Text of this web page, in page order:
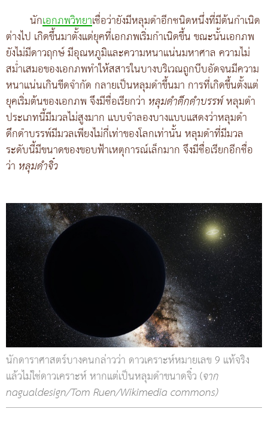
นักเอกภพวิทยาเชื่อว่ายังมีหลุมดำอีกชนิดหนึ่งที่มีต้นกำเนิด
ต่างไป เกิดขึ้นมาตั้งแต่ยุคที่เอกภพเริ่มกำเนิดขึ้น ขณะนั้นเอกภพ
ยังไม่มีดาวฤกษ์ มีอุณหภูมิและความหนาแน่นมหาศาล ความไม่
สม่ำเสมอของเอกภพทำให้สสารในบางบริเวณถูกบีบอัดจนมีความ
หนาแน่นเกินขีดจำกัด กลายเป็นหลุมดำขึ้นมา การที่เกิดขึ้นตั้งแต่
ยุคเริ่มต้นของเอกภพ จึงมีชื่อเรียกว่า หลุมดำดึกดำบรรพ์หลุมดำ
ประเภทนี้มีมวลไม่สูงมาก แบบจำลองบางแบบแสดงว่าหลุมดำ
ดึกดำบรรพ์มีมวลเพียงไม่กี่เท่าของโลกเท่านั้น หลุมดำที่มีมวล
ระดับนี้มีขนาดของขอบฟ้าเหตุการณ์เล็กมาก จึงมีชื่อเรียกอีกชื่อ
ว่า หลุมดำจิ๋ว
นักดาราศาสตร์บางคนกล่าวว่า ดาวเคราะห์หมายเลข 9 แท้จริง
แล้วไม่ใช่ดาวเคราะห์ หากแต่เป็นหลุมดำขนาดจิ๋ว (จาก
nagualdesign/Tom Ruen/Wikimedia commons)